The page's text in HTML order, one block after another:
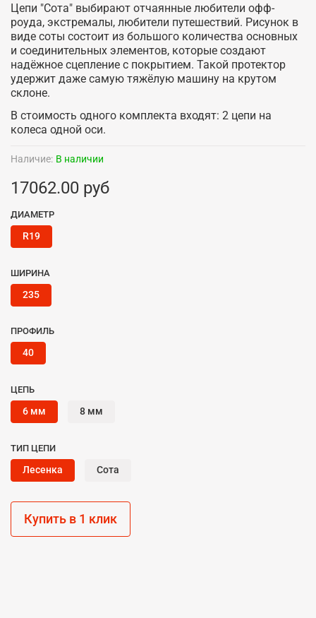
Наличие: В наличии
17062.00 руб
Купить в 1 клик
ДИАМЕТР
R19
ШИРИНА
235
ПРОФИЛЬ
40
ЦЕПЬ
6 мм 8 мм
ТИП ЦЕПИ
Лесенка Сота
Цепи "Сота" выбирают отчаянные любители офф-
роуда, экстремалы, любители путешествий. Рисунок в
виде соты состоит из большого количества основных
и соединительных элементов, которые создают
надёжное сцепление с покрытием. Такой протектор
удержит даже самую тяжёлую машину на крутом
склоне.
В стоимость одного комплекта входят: 2 цепи на
колеса одной оси.